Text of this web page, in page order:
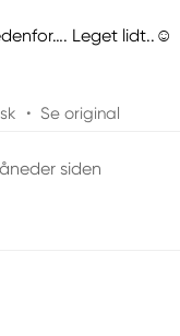
Leget lidt..☺️
• Se original
siden